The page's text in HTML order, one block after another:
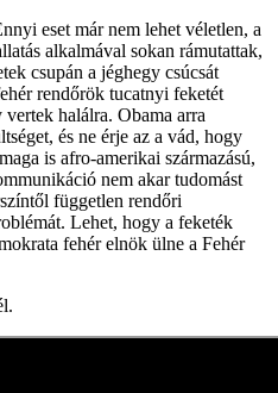
eset már nem lehet véletlen, a
alkalmával sokan rámutattak,
csupán a jéghegy csúcsát
rendőrök tucatnyi feketét
halálra. Obama arra
és ne érje az a vád, hogy
is afro-amerikai származású,
nem akar tudomást
független rendőri
Lehet, hogy a feketék
fehér elnök ülne a Fehér